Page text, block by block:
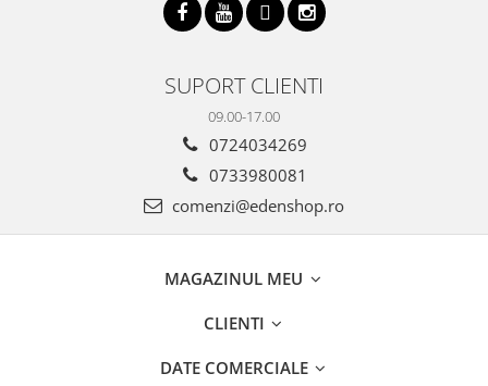
SUPORT CLIENTI
09.00-17.00
0724034269
0733980081
comenzi@edenshop.ro
MAGAZINUL MEU
CLIENTI
DATE COMERCIALE